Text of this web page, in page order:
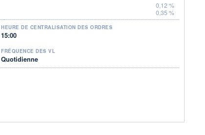
0,12 %
0,35 %
HEURE DE CENTRALISATION DES ORDRES
15:00
FRÉQUENCE DES VL
Quotidienne